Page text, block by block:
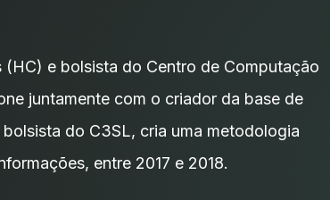
e bolsista do Centro de Computação
juntamente com o criador da base de
do C3SL, cria uma metodologia
entre 2017 e 2018.